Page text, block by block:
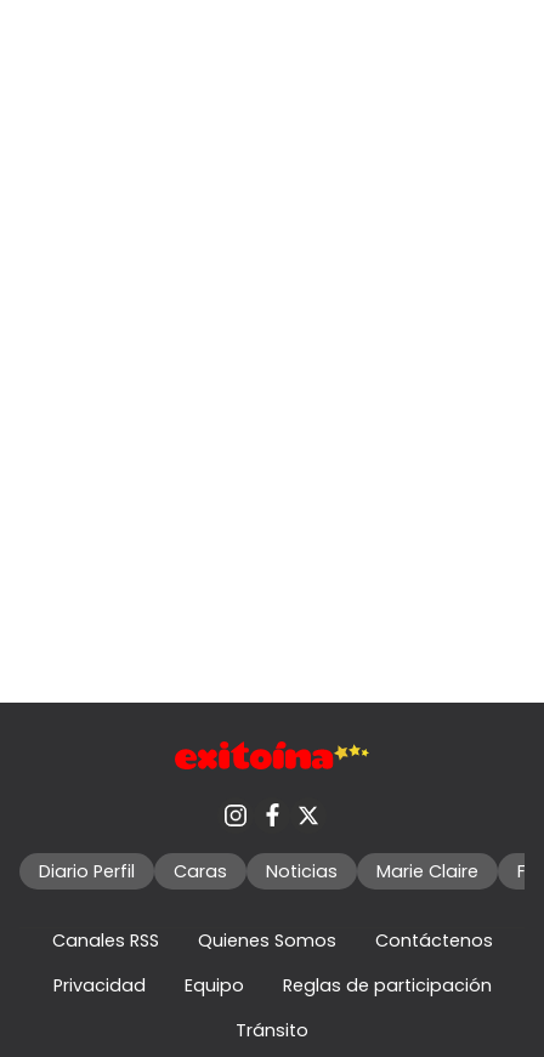
Diario Perfil Caras Noticias Marie Claire
Canales RSS Quienes Somos
Contáctenos
Privacidad
Equipo
Reglas de participación
Tránsito